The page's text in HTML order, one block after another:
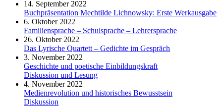
14. September 2022
Buchpräsentation Mechtilde Lichnowsky: Erste Werkausgabe
6. Oktober 2022
Familiensprache – Schulsprache – Lehrersprache
26. Oktober 2022
Das Lyrische Quartett – Gedichte im Gespräch
3. November 2022
Geschichte und poetische Einbildungskraft
Diskussion und Lesung
4. November 2022
Medienrevolution und historisches Bewusstsein
Diskussion